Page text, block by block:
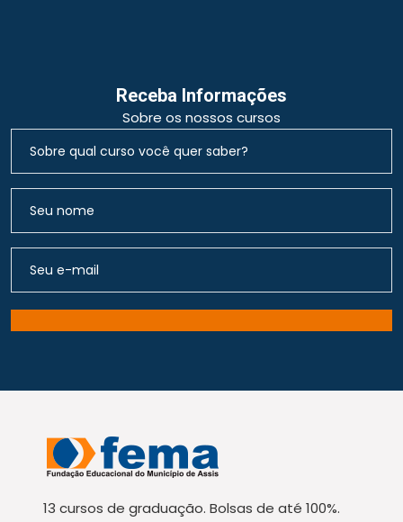
Receba Informações
Sobre os nossos cursos
13 cursos de graduação. Bolsas de até 100%.